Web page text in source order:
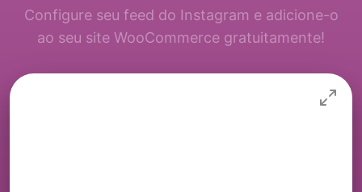
Configure seu feed do Instagram e adicione-o
ao seu site WooCommerce gratuitamente!